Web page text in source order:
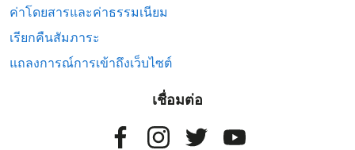
ค่าโดยสารและค่าธรรมเนียม
เรียกคืนสัมภาระ
แถลงการณ์การเข้าถึงเว็บไซต์
เชื่อมต่อ